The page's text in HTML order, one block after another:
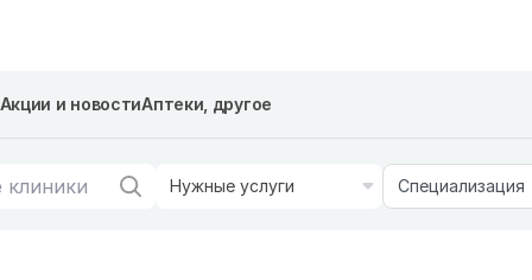
Акции и новостиАптеки, другое
Нужные услуги Специализация